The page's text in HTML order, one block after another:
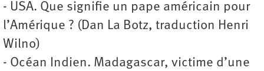
- USA. Que signifie un pape américain pour
l’Amérique ? (Dan La Botz, traduction Henri
Wilno)
- Océan Indien. Madagascar, victime d’une